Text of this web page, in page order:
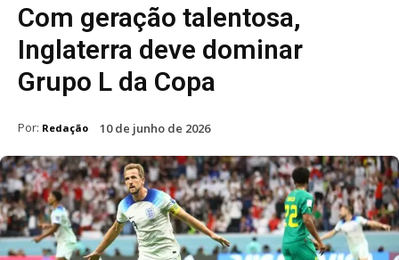
Com geração talentosa,
Inglaterra deve dominar
Grupo L da Copa
Por: Redação 10 de junho de 2026